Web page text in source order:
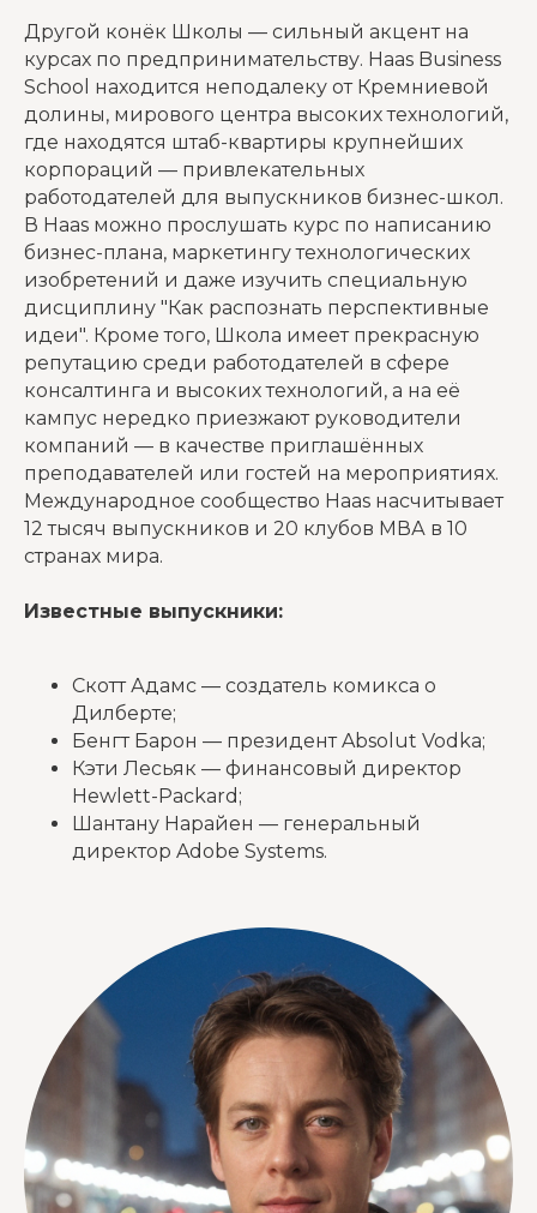
Другой конёк Школы — сильный акцент на
курсах по предпринимательству. Haas Business
School находится неподалеку от Кремниевой
долины, мирового центра высоких технологий,
где находятся штаб-квартиры крупнейших
корпораций — привлекательных
работодателей для выпускников бизнес-школ.
В Haas можно прослушать курс по написанию
бизнес-плана, маркетингу технологических
изобретений и даже изучить специальную
дисциплину "Как распознать перспективные
идеи". Кроме того, Школа имеет прекрасную
репутацию среди работодателей в сфере
консалтинга и высоких технологий, а на её
кампус нередко приезжают руководители
компаний — в качестве приглашённых
преподавателей или гостей на мероприятиях.
Международное сообщество Haas насчитывает
12 тысяч выпускников и 20 клубов МВА в 10
странах мира.
Известные выпускники:
Скотт Адамс — создатель комикса о
Дилберте;
Бенгт Барон — президент Absolut Vodka;
Кэти Лесьяк — финансовый директор
Hewlett-Packard;
Шантану Нарайен — генеральный
директор Adobe Systems.